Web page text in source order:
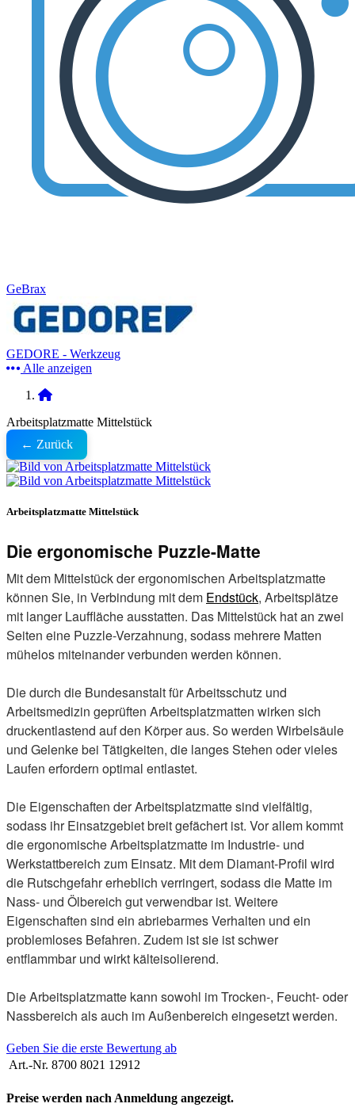
GeBrax
GEDORE - Werkzeug
Alle anzeigen
Arbeitsplatzmatte Mittelstück
← Zurück
Arbeitsplatzmatte Mittelstück
Die ergonomische Puzzle-Matte
Mit dem Mittelstück der ergonomischen Arbeitsplatzmatte
können Sie, in Verbindung mit dem Endstück, Arbeitsplätze
mit langer Lauffläche ausstatten. Das Mittelstück hat an zwei
Seiten eine Puzzle-Verzahnung, sodass mehrere Matten
mühelos miteinander verbunden werden können.
Die durch die Bundesanstalt für Arbeitsschutz und
Arbeitsmedizin geprüften Arbeitsplatzmatten wirken sich
druckentlastend auf den Körper aus. So werden Wirbelsäule
und Gelenke bei Tätigkeiten, die langes Stehen oder vieles
Laufen erfordern optimal entlastet.
Die Eigenschaften der Arbeitsplatzmatte sind vielfältig,
sodass ihr Einsatzgebiet breit gefächert ist. Vor allem kommt
die ergonomische Arbeitsplatzmatte im Industrie- und
Werkstattbereich zum Einsatz. Mit dem Diamant-Profil wird
die Rutschgefahr erheblich verringert, sodass die Matte im
Nass- und Ölbereich gut verwendbar ist. Weitere
Eigenschaften sind ein abriebarmes Verhalten und ein
problemloses Befahren. Zudem ist sie ist schwer
entflammbar und wirkt kälteisolierend.
Die Arbeitsplatzmatte kann sowohl im Trocken-, Feucht- oder
Nassbereich als auch im Außenbereich eingesetzt werden.
Geben Sie die erste Bewertung ab
Art.-Nr. 8700 8021 12912
Preise werden nach Anmeldung angezeigt.